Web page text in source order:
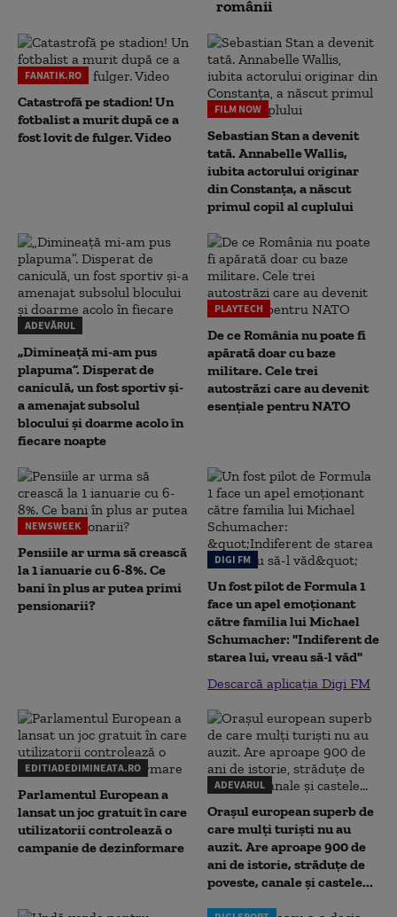
românii
FANATIK.RO
Catastrofă pe stadion! Un
fotbalist a murit după ce a
fost lovit de fulger. Video
FILM NOW
Sebastian Stan a devenit
tată. Annabelle Wallis,
iubita actorului originar
din Constanța, a născut
primul copil al cuplului
ADEVĂRUL
„Dimineață mi-am pus
plapuma”. Disperat de
caniculă, un fost sportiv și-
a amenajat subsolul
blocului și doarme acolo în
fiecare noapte
PLAYTECH
De ce România nu poate fi
apărată doar cu baze
militare. Cele trei
autostrăzi care au devenit
esențiale pentru NATO
NEWSWEEK
Pensiile ar urma să crească
la 1 ianuarie cu 6-8%. Ce
bani în plus ar putea primi
pensionarii?
DIGI FM
Un fost pilot de Formula 1
face un apel emoționant
către familia lui Michael
Schumacher: "Indiferent de
starea lui, vreau să-l văd"
Descarcă aplicația Digi FM
EDITIADEDIMINEATA.RO
Parlamentul European a
lansat un joc gratuit în care
utilizatorii controlează o
campanie de dezinformare
ADEVARUL
Orașul european superb de
care mulți turiști nu au
auzit. Are aproape 900 de
ani de istorie, străduțe de
poveste, canale și castele...